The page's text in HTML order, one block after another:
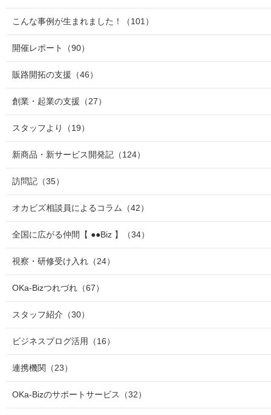
こんな事例が生まれました！ （101）
開催レポート （90）
販路開拓の支援 （46）
創業・起業の支援 （27）
スタッフより （19）
新商品・新サービス開発記 （124）
訪問記 （35）
オカビズ相談員によるコラム （42）
全国に広がる仲間【 ●●Biz 】 （34）
視察・研修受け入れ （24）
OKa-Bizつれづれ （67）
スタッフ紹介 （30）
ビジネスブログ活用 （16）
連携機関 （23）
OKa-Bizのサポートサービス （32）